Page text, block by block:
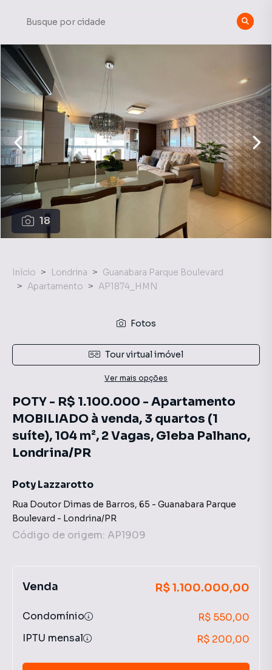
18
Início Londrina
Guanabara Parque Boulevard
Apartamento
AP1874_HMN
Fotos
Tour virtual imóvel
Ver mais opções
POTY - R$ 1.100.000 - Apartamento
MOBILIADO à venda, 3 quartos (1
suíte), 104 m², 2 Vagas, Gleba Palhano,
Londrina/PR
Poty Lazzarotto
Rua Doutor Dimas de Barros, 65 - Guanabara Parque
Boulevard - Londrina/PR
Código de origem: AP1909
Venda R$ 1.100.000,00
Condomínio
R$ 550,00
IPTU mensal
R$ 200,00